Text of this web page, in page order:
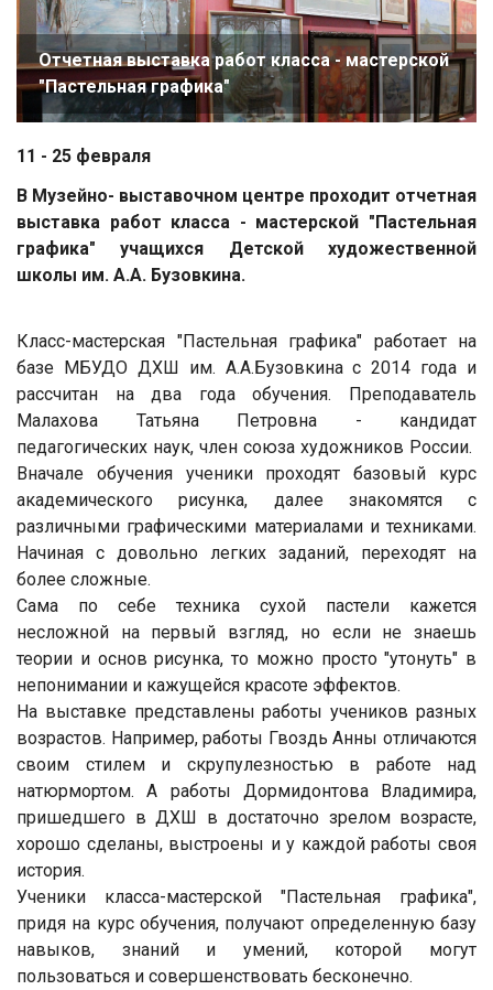
Отчетная выставка работ класса - мастерской
"Пастельная графика"
11 - 25 февраля
В Музейно- выставочном центре проходит отчетная
выставка работ класса - мастерской "Пастельная
графика" учащихся Детской художественной
школы им. А.А. Бузовкина.
Класс-мастерская "Пастельная графика" работает на
базе МБУДО ДХШ им. А.А.Бузовкина с 2014 года и
рассчитан на два года обучения. Преподаватель
Малахова Татьяна Петровна - кандидат
педагогических наук, член союза художников России.
Вначале обучения ученики проходят базовый курс
академического рисунка, далее знакомятся с
различными графическими материалами и техниками.
Начиная с довольно легких заданий, переходят на
более сложные.
Сама по себе техника сухой пастели кажется
несложной на первый взгляд, но если не знаешь
теории и основ рисунка, то можно просто "утонуть" в
непонимании и кажущейся красоте эффектов.
На выставке представлены работы учеников разных
возрастов. Например, работы Гвоздь Анны отличаются
своим стилем и скрупулезностью в работе над
натюрмортом. А работы Дормидонтова Владимира,
пришедшего в ДХШ в достаточно зрелом возрасте,
хорошо сделаны, выстроены и у каждой работы своя
история.
Ученики класса-мастерской "Пастельная графика",
придя на курс обучения, получают определенную базу
навыков, знаний и умений, которой могут
пользоваться и совершенствовать бесконечно.